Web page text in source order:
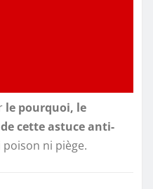
le pourquoi, le
cette astuce anti-
ni piège.